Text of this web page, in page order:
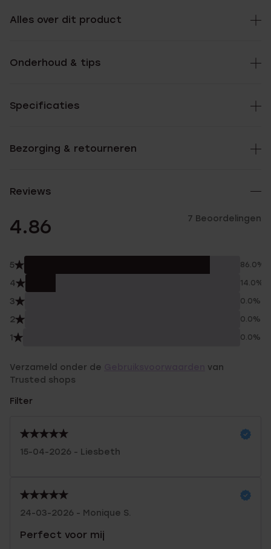
Alles over dit product
Onderhoud & tips
Specificaties
Bezorging & retourneren
Reviews
4.86 7 Beoordelingen
5 86.0%
4 14.0%
3 0.0%
2 0.0%
1 0.0%
Verzameld onder de
van
Trusted shops
Filter
15-04-2026 - Liesbeth
24-03-2026 - Monique S.
Perfect voor mij